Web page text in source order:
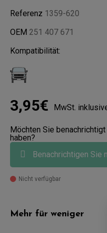
Referenz 1359-620
OEM 251 407 671
Kompatibilität:
3,95€ MwSt.
Möchten Sie
haben?
Benachrichtigen Sie
Nicht verfügbar
Mehr für weniger